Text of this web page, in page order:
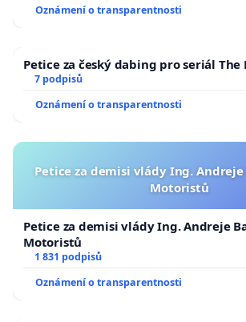
Oznámení o transparentnosti
Petice za český dabing pro seriál
7 podpisů
Oznámení o transparentnosti
Petice za demisi vlády Ing. Andreje
Motoristů
Petice za demisi vlády Ing. Andreje
Motoristů
1 831 podpisů
Oznámení o transparentnosti